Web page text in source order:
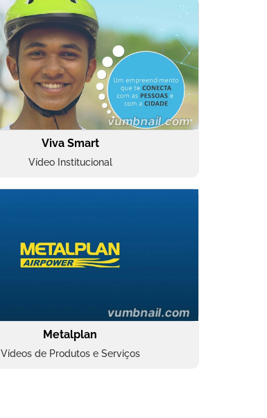
Viva Smart
Vídeo Institucional
Metalplan
Vídeos de Produtos e Serviços